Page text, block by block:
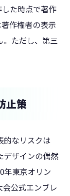
た時点で著作
作権者の表示
。ただし、第三
止策
的なリスクは
デザインの偶然
年東京オリン
会公式エンブレ